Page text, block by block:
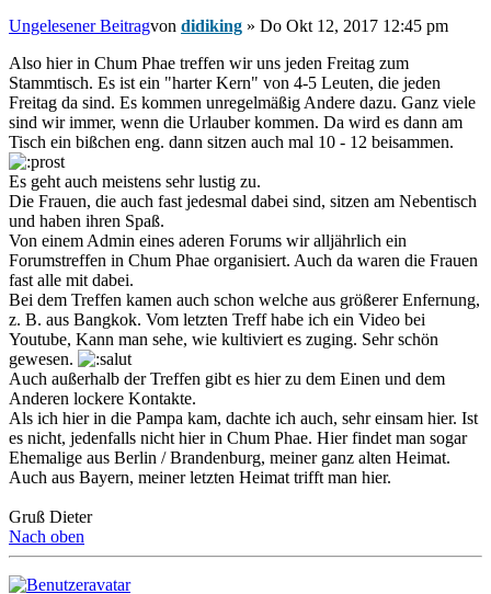
Ungelesener Beitragvon didiking » Do Okt 12, 2017 12:45 pm
Also hier in Chum Phae treffen wir uns jeden Freitag zum
Stammtisch. Es ist ein "harter Kern" von 4-5 Leuten, die jeden
Freitag da sind. Es kommen unregelmäßig Andere dazu. Ganz viele
sind wir immer, wenn die Urlauber kommen. Da wird es dann am
Tisch ein bißchen eng. dann sitzen auch mal 10 - 12 beisammen.
Es geht auch meistens sehr lustig zu.
Die Frauen, die auch fast jedesmal dabei sind, sitzen am Nebentisch
und haben ihren Spaß.
Von einem Admin eines aderen Forums wir alljährlich ein
Forumstreffen in Chum Phae organisiert. Auch da waren die Frauen
fast alle mit dabei.
Bei dem Treffen kamen auch schon welche aus größerer Enfernung,
z. B. aus Bangkok. Vom letzten Treff habe ich ein Video bei
Youtube, Kann man sehe, wie kultiviert es zuging. Sehr schön
gewesen.
Auch außerhalb der Treffen gibt es hier zu dem Einen und dem
Anderen lockere Kontakte.
Als ich hier in die Pampa kam, dachte ich auch, sehr einsam hier. Ist
es nicht, jedenfalls nicht hier in Chum Phae. Hier findet man sogar
Ehemalige aus Berlin / Brandenburg, meiner ganz alten Heimat.
Auch aus Bayern, meiner letzten Heimat trifft man hier.
Gruß Dieter
Nach oben